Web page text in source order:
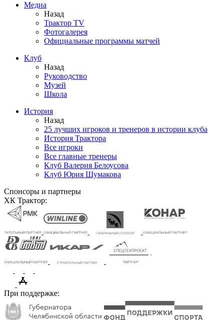
Медиа
Назад
Трактор TV
Фотогалерея
Официальные программы матчей
Клуб
Назад
Руководство
Музей
Школа
История
Назад
25 лучших игроков и тренеров в истории клуба
История Трактора
Все игроки
Все главные тренеры
Клуб Валерия Белоусова
Клуб Юрия Шумакова
Спонсоры и партнеры
ХК Трактор:
При поддержке: